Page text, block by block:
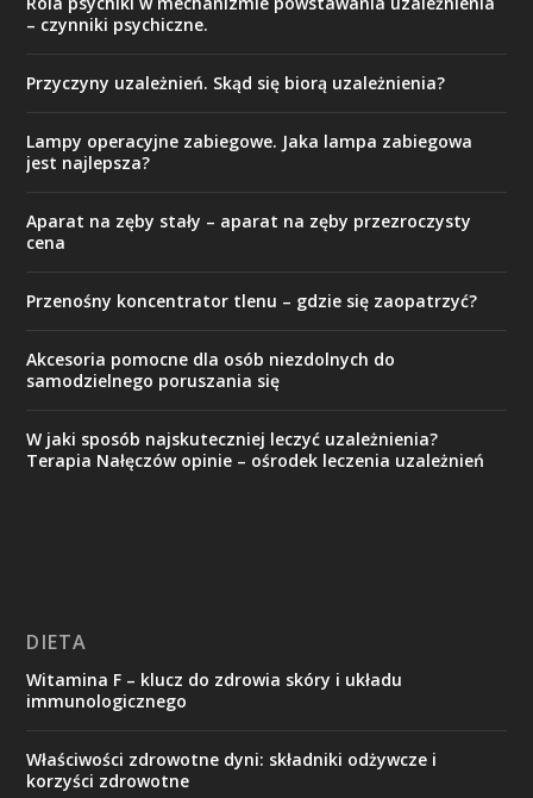
– czynniki psychiczne.
Przyczyny uzależnień. Skąd się biorą uzależnienia?
Lampy operacyjne zabiegowe. Jaka lampa zabiegowa
jest najlepsza?
Aparat na zęby stały – aparat na zęby przezroczysty
cena
Przenośny koncentrator tlenu – gdzie się zaopatrzyć?
Akcesoria pomocne dla osób niezdolnych do
samodzielnego poruszania się
W jaki sposób najskuteczniej leczyć uzależnienia?
Terapia Nałęczów opinie – ośrodek leczenia uzależnień
DIETA
Witamina F – klucz do zdrowia skóry i układu
immunologicznego
Właściwości zdrowotne dyni: składniki odżywcze i
korzyści zdrowotne